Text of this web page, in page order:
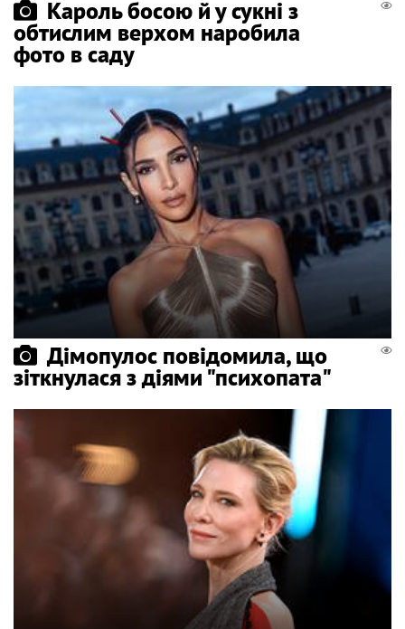
Кароль босою й у сукні з
обтислим верхом наробила
фото в саду
Дімопулос повідомила, що
зіткнулася з діями "психопата"